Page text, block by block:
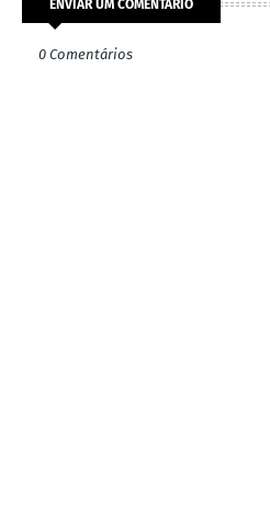
ENVIAR UM COMENTÁRIO
0 Comentários